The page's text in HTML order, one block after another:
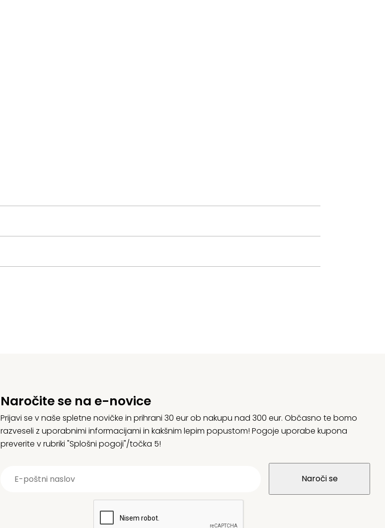
Naročite se na e-novice
Prijavi se v naše spletne novičke in prihrani 30 eur ob nakupu nad 300 eur. Občasno te bomo
razveseli z uporabnimi informacijami in kakšnim lepim popustom! Pogoje uporabe kupona
preverite v rubriki "Splošni pogoji"/točka 5!